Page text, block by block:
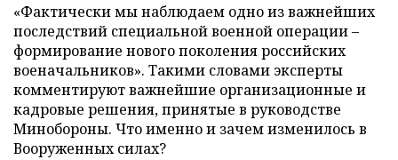
«Фактически мы наблюдаем одно из важнейших
последствий специальной военной операции –
формирование нового поколения российских
военачальников». Такими словами эксперты
комментируют важнейшие организационные и
кадровые решения, принятые в руководстве
Минобороны. Что именно и зачем изменилось в
Вооруженных силах?